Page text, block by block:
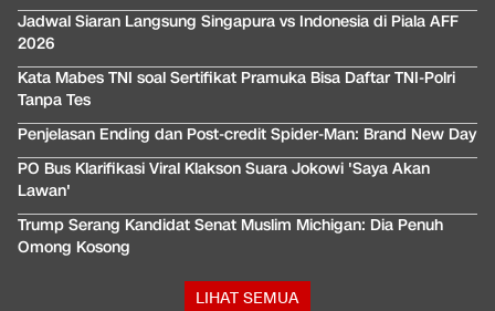
Jadwal Siaran Langsung Singapura vs Indonesia di Piala AFF
2026
Kata Mabes TNI soal Sertifikat Pramuka Bisa Daftar TNI-Polri
Tanpa Tes
Penjelasan Ending dan Post-credit Spider-Man: Brand New Day
PO Bus Klarifikasi Viral Klakson Suara Jokowi 'Saya Akan
Lawan'
Trump Serang Kandidat Senat Muslim Michigan: Dia Penuh
Omong Kosong
LIHAT SEMUA